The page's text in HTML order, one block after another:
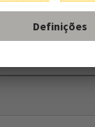
in jumper